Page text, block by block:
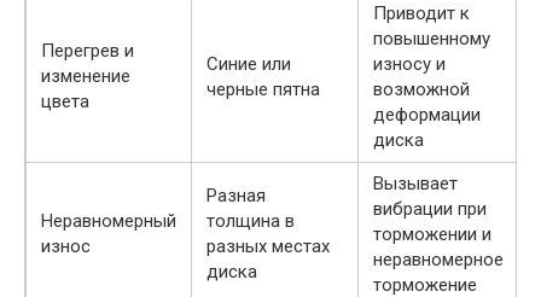
Перегрев и
изменение
цвета
Синие или
черные пятна
Приводит к
повышенному
износу и
возможной
деформации
диска
Неравномерный
износ
Разная
толщина в
разных местах
диска
Вызывает
вибрации при
торможении и
неравномерное
торможение